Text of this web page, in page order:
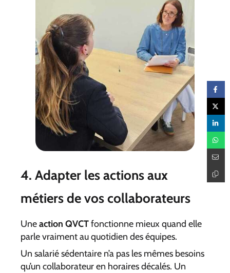
4. Adapter les actions aux
métiers de vos collaborateurs
Uneaction QVCTfonctionne mieux quand elle
parle vraiment au quotidien des équipes.
Un salarié sédentaire n’a pas les mêmes besoins
qu’un collaborateur en horaires décalés. Un